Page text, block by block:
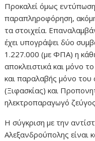
Προκαλεί όμως
παραπληροφόρηση,
τα στοιχεία.
έχει υπογράψει δύο
1.227.000 (με ΦΠΑ) η
αποκλειστικά και μόνο
και παραλαβής μόνο του
(Ξιφασκίας) και
ηλεκτροπαραγωγό
Η σύγκριση με την
Αλεξανδρούπολης είναι